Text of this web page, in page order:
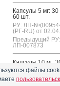
Кап­су­лы 5 мг: 30
60 шт.
РУ: ЛП-
(РГ-RU) от
Предыдущий РУ:
ЛП-007873
Кап­су­лы 10 мг:
60 шт.
РУ: ЛП-
(РГ-RU) от
файлы